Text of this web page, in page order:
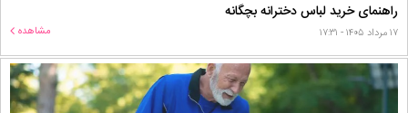
راهنمای خرید لباس دخترانه بچگانه
۱۷ مرداد ۱۴۰۵ - ۱۷:۳۱ مشاهده